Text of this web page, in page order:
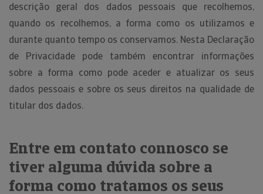
descrição geral dos dados pessoais que recolhemos,
quando os recolhemos, a forma como os utilizamos e
durante quanto tempo os conservamos. Nesta Declaração
de Privacidade pode também encontrar informações
sobre a forma como pode aceder e atualizar os seus
dados pessoais e sobre os seus direitos na qualidade de
titular dos dados.
Entre em contato connosco se
tiver alguma dúvida sobre a
forma como tratamos os seus